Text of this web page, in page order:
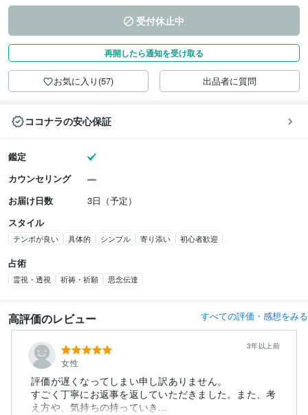
受付休止中
再開したら通知を受け取る
お気に入り(57) 出品者に質問
ココナラの安心保証
鑑定
カウンセリング
お届け日数
3日（予定）
スタイル
テンポが良い 具体的 シンプル 寄り添い 初心者歓迎
占術
霊視・透視 祈祷・祈願 思念伝達
高評価のレビュー すべての評価・感想をみる
女性
3年以上前
評価が遅くなってしまい申し訳ありません。
すごく丁寧にお返事を返していただきました。また、考
え方や、気持ちの持っていき...